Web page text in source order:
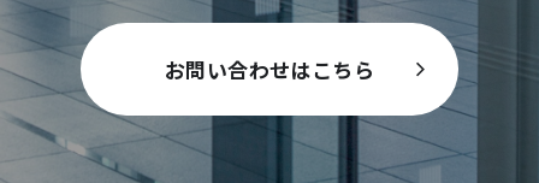
お問い合わせはこちら